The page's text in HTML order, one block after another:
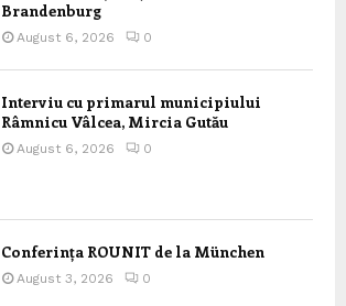
Brandenburg
August 6, 2026 0
Interviu cu primarul municipiului
Râmnicu Vâlcea, Mircia Gutău
August 6, 2026 0
Conferința ROUNIT de la München
August 3, 2026 0